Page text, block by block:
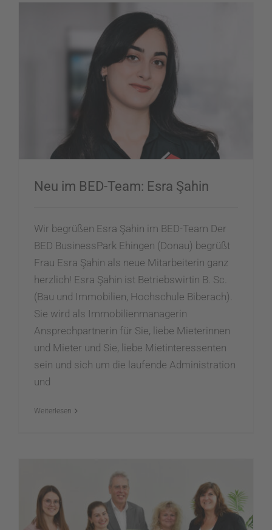
Neu im BED-Team: Esra Şahin
Wir begrüßen Esra Şahin im BED-Team Der
BED BusinessPark Ehingen (Donau) begrüßt
Frau Esra Şahin als neue Mitarbeiterin ganz
herzlich! Esra Şahin ist Betriebswirtin B. Sc.
(Bau und Immobilien, Hochschule Biberach).
Sie wird als Immobilienmanagerin
Ansprechpartnerin für Sie, liebe Mieterinnen
und Mieter und Sie, liebe Mietinteressenten
sein und sich um die laufende Administration
und
Weiterlesen